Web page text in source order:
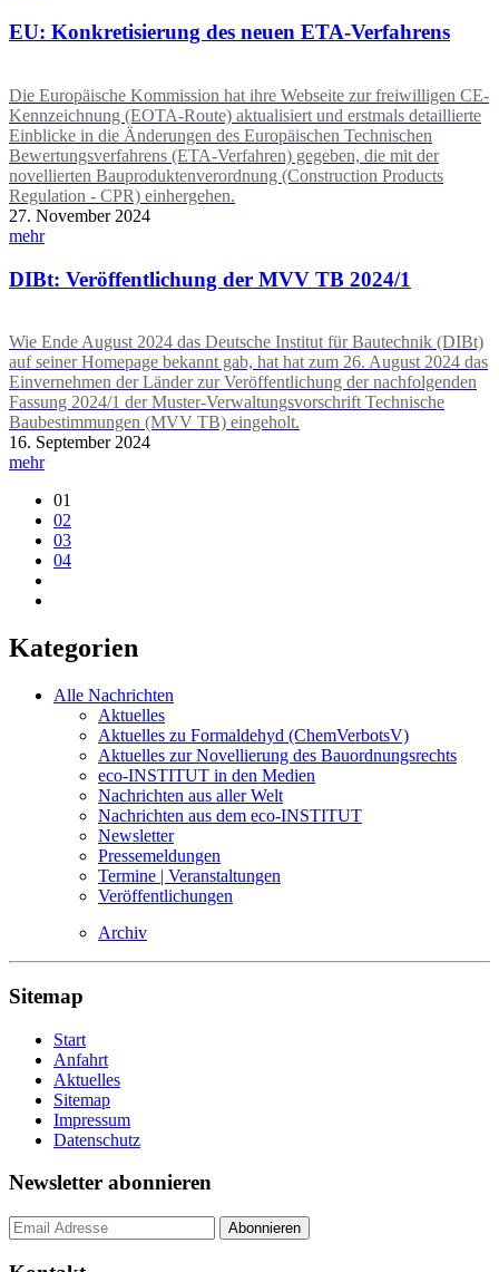
EU: Konkretisierung des neuen ETA-Verfahrens
Die Europäische Kommission hat ihre Webseite zur freiwilligen CE-
Kennzeichnung (EOTA-Route) aktualisiert und erstmals detaillierte
Einblicke in die Änderungen des Europäischen Technischen
Bewertungsverfahrens (ETA-Verfahren) gegeben, die mit der
novellierten Bauproduktenverordnung (Construction Products
Regulation - CPR) einhergehen.
27. November 2024
mehr
DIBt: Veröffentlichung der MVV TB 2024/1
Wie Ende August 2024 das Deutsche Institut für Bautechnik (DIBt)
auf seiner Homepage bekannt gab, hat hat zum 26. August 2024 das
Einvernehmen der Länder zur Veröffentlichung der nachfolgenden
Fassung 2024/1 der Muster-Verwaltungsvorschrift Technische
Baubestimmungen (MVV TB) eingeholt.
16. September 2024
mehr
01
02
03
04
Kategorien
Alle Nachrichten
Aktuelles
Aktuelles zu Formaldehyd (ChemVerbotsV)
Aktuelles zur Novellierung des Bauordnungsrechts
eco-INSTITUT in den Medien
Nachrichten aus aller Welt
Nachrichten aus dem eco-INSTITUT
Newsletter
Pressemeldungen
Termine | Veranstaltungen
Veröffentlichungen
Archiv
Sitemap
Start
Anfahrt
Aktuelles
Sitemap
Impressum
Datenschutz
Newsletter abonnieren